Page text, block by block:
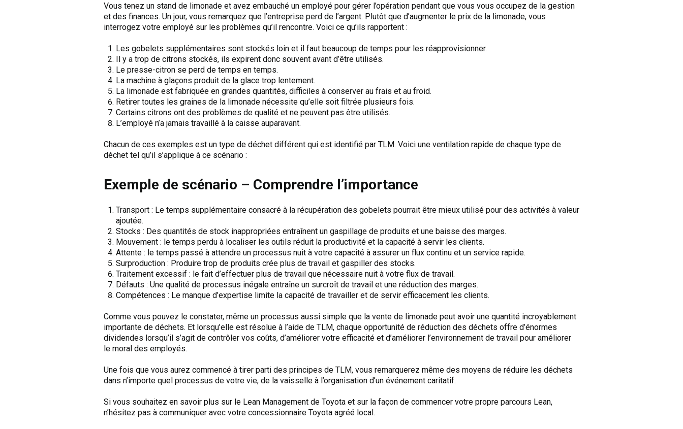
Vous tenez un stand de limonade et avez embauché un employé pour gérer l’opération pendant que vous vous occupez de la gestion
et des finances. Un jour, vous remarquez que l’entreprise perd de l’argent. Plutôt que d’augmenter le prix de la limonade, vous
interrogez votre employé sur les problèmes qu’il rencontre. Voici ce qu’ils rapportent :
Les gobelets supplémentaires sont stockés loin et il faut beaucoup de temps pour les réapprovisionner.
Il y a trop de citrons stockés, ils expirent donc souvent avant d’être utilisés.
Le presse-citron se perd de temps en temps.
La machine à glaçons produit de la glace trop lentement.
La limonade est fabriquée en grandes quantités, difficiles à conserver au frais et au froid.
Retirer toutes les graines de la limonade nécessite qu’elle soit filtrée plusieurs fois.
Certains citrons ont des problèmes de qualité et ne peuvent pas être utilisés.
L’employé n’a jamais travaillé à la caisse auparavant.
Chacun de ces exemples est un type de déchet différent qui est identifié par TLM. Voici une ventilation rapide de chaque type de
déchet tel qu’il s’applique à ce scénario :
Exemple de scénario – Comprendre l’importance
Transport : Le temps supplémentaire consacré à la récupération des gobelets pourrait être mieux utilisé pour des activités à valeur
ajoutée.
Stocks : Des quantités de stock inappropriées entraînent un gaspillage de produits et une baisse des marges.
Mouvement : le temps perdu à localiser les outils réduit la productivité et la capacité à servir les clients.
Attente : le temps passé à attendre un processus nuit à votre capacité à assurer un flux continu et un service rapide.
Surproduction : Produire trop de produits crée plus de travail et gaspiller des stocks.
Traitement excessif : le fait d’effectuer plus de travail que nécessaire nuit à votre flux de travail.
Défauts : Une qualité de processus inégale entraîne un surcroît de travail et une réduction des marges.
Compétences : Le manque d’expertise limite la capacité de travailler et de servir efficacement les clients.
Comme vous pouvez le constater, même un processus aussi simple que la vente de limonade peut avoir une quantité incroyablement
importante de déchets. Et lorsqu’elle est résolue à l’aide de TLM, chaque opportunité de réduction des déchets offre d’énormes
dividendes lorsqu’il s’agit de contrôler vos coûts, d’améliorer votre efficacité et d’améliorer l’environnement de travail pour améliorer
le moral des employés.
Une fois que vous aurez commencé à tirer parti des principes de TLM, vous remarquerez même des moyens de réduire les déchets
dans n’importe quel processus de votre vie, de la vaisselle à l’organisation d’un événement caritatif.
Si vous souhaitez en savoir plus sur le Lean Management de Toyota et sur la façon de commencer votre propre parcours Lean,
n’hésitez pas à communiquer avec votre concessionnaire Toyota agréé local.